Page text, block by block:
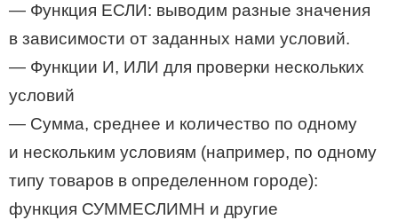
— Функция ЕСЛИ: выводим разные значения
в зависимости от заданных нами условий.
— Функции И, ИЛИ для проверки нескольких
условий
— Сумма, среднее и количество по одному
и нескольким условиям (например, по одному
типу товаров в определенном городе):
функция СУММЕСЛИМН и другие